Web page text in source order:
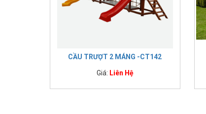
CẦU TRƯỢT 2 MÁNG -CT142
Giá: Liên Hệ